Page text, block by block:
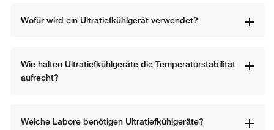
Wofür wird ein Ultratiefkühlgerät verwendet?
Wie halten Ultratiefkühlgeräte die Temperaturstabilität
aufrecht?
Welche Labore benötigen Ultratiefkühlgeräte?